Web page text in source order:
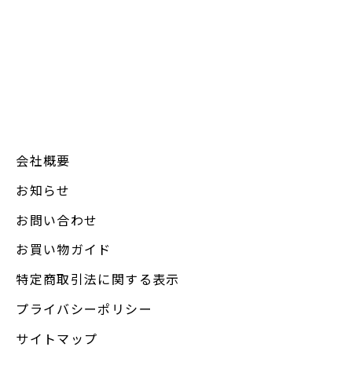
会社概要
お知らせ
お問い合わせ
お買い物ガイド
特定商取引法に関する表示
プライバシーポリシー
サイトマップ